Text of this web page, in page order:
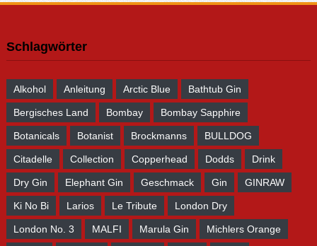
Schlagwörter
Alkohol Anleitung Arctic Blue Bathtub Gin
Bergisches Land Bombay Bombay Sapphire
Botanicals Botanist Brockmanns BULLDOG
Citadelle Collection Copperhead Dodds Drink
Dry Gin Elephant Gin Geschmack Gin GINRAW
Ki No Bi Larios Le Tribute London Dry
London No. 3 MALFI Marula Gin Michlers Orange